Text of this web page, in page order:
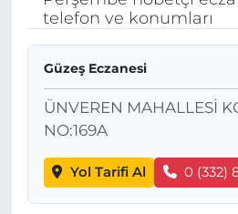
telefon ve konumları
Güzeş Eczanesi
ÜNVEREN MAHALLESİ
NO:169A
Yol Tarifi Al 0 (332)
BÖLGE
YAŞAM
DÜNYA
GENEL